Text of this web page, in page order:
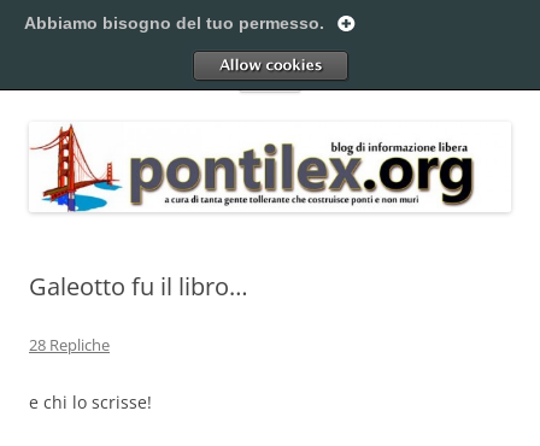
al
Pontilex
Menu
Galeotto fu il libro…
28 Repliche
e chi lo scrisse!
Abbiamo bisogno del tuo permesso.